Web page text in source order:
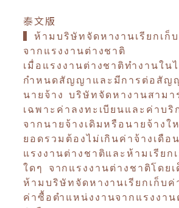
泰文版
▍ห้ามบริษัทจัดหางานเรียกเก็
จากแรงงานต่างชาติ
เมื่อแรงงานต่างชาติทำงานใน
กำหนดสัญญาและมีการต่อสัญ
นายจ้าง บริษัทจัดหางานสามา
เฉพาะค่าลงทะเบียนและค่าบริ
จากนายจ้างเดิมหรือนายจ้างใ
ยอดรวมต้องไม่เกินค่าจ้างเดือ
แรงงานต่างชาติและห้ามเรียก
ใดๆ จากแรงงานต่างชาติโดย
ห้ามบริษัทจัดหางานเรียกเก็บ
ค่าซื้อตำแหน่งงานจากแรงงา